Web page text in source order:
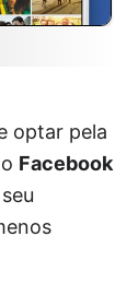
optar pela
Facebook